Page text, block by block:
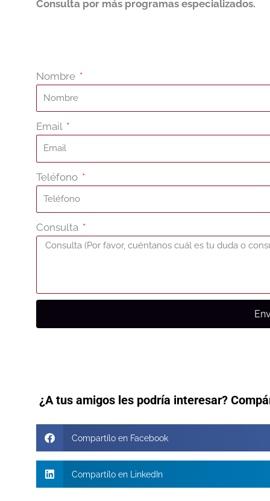
Consulta por más programas especializados.
Nombre
Email
Teléfono
Consulta
¿A tus amigos les podría interesar?
Compartílo en Facebook
Compartílo en LinkedIn